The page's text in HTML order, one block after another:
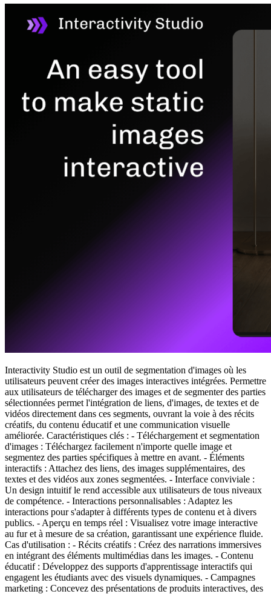
Interactivity Studio est un outil de segmentation d'images où les
utilisateurs peuvent créer des images interactives intégrées. Permettre
aux utilisateurs de télécharger des images et de segmenter des parties
sélectionnées permet l'intégration de liens, d'images, de textes et de
vidéos directement dans ces segments, ouvrant la voie à des récits
créatifs, du contenu éducatif et une communication visuelle
améliorée. Caractéristiques clés : - Téléchargement et segmentation
d'images : Téléchargez facilement n'importe quelle image et
segmentez des parties spécifiques à mettre en avant. - Éléments
interactifs : Attachez des liens, des images supplémentaires, des
textes et des vidéos aux zones segmentées. - Interface conviviale :
Un design intuitif le rend accessible aux utilisateurs de tous niveaux
de compétence. - Interactions personnalisables : Adaptez les
interactions pour s'adapter à différents types de contenu et à divers
publics. - Aperçu en temps réel : Visualisez votre image interactive
au fur et à mesure de sa création, garantissant une expérience fluide.
Cas d'utilisation : - Récits créatifs : Créez des narrations immersives
en intégrant des éléments multimédias dans les images. - Contenu
éducatif : Développez des supports d'apprentissage interactifs qui
engagent les étudiants avec des visuels dynamiques. - Campagnes
marketing : Concevez des présentations de produits interactives, des